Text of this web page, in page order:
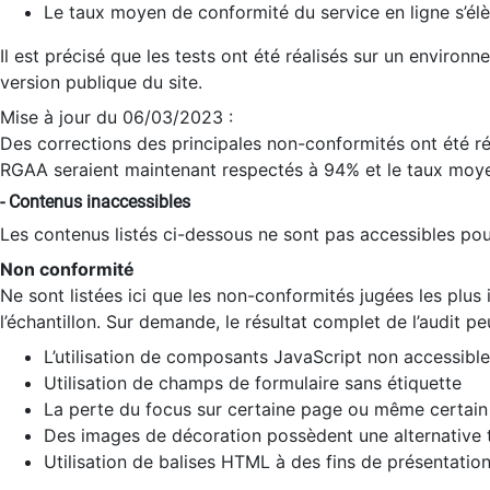
Le taux moyen de conformité du service en ligne
Il est précisé que les tests ont été réalisés sur un
version publique du site.
Mise à jour du 06/03/2023 :
Des corrections des principales non-conformités ont été
RGAA seraient maintenant respectés à 94% et le taux
- Contenus inaccessibles
Les contenus listés ci-dessous ne sont pas accessibles
Non conformité
Ne sont listées ici que les non-conformités jugées les
l’échantillon. Sur demande, le résultat complet de l’audit
L’utilisation de composants JavaScript non
Utilisation de champs de formulaire sans étiquette
La perte du focus sur certaine page ou même
Des images de décoration possèdent une alternative
Utilisation de balises HTML à des fins de